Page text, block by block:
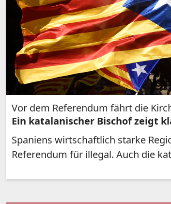
Vor dem Referendum fährt die
Ein katalanischer Bischof zeigt
Spaniens wirtschaftlich starke
Referendum für illegal. Auch die